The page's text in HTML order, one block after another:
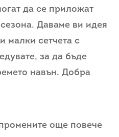
да се приложат
Даваме ви идея
малки сетчета с
за да бъде
навън. Добра
още повече